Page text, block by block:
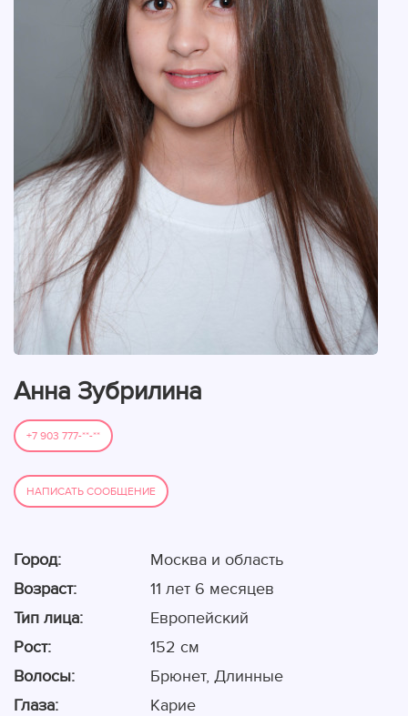
Анна Зубрилина
+7 903 777-**-**
НАПИСАТЬ СООБЩЕНИЕ
Город:
Москва и область
Возраст:
11 лет 6 месяцев
Тип лица:
Европейский
Рост:
152 см
Волосы:
Брюнет, Длинные
Глаза:
Карие